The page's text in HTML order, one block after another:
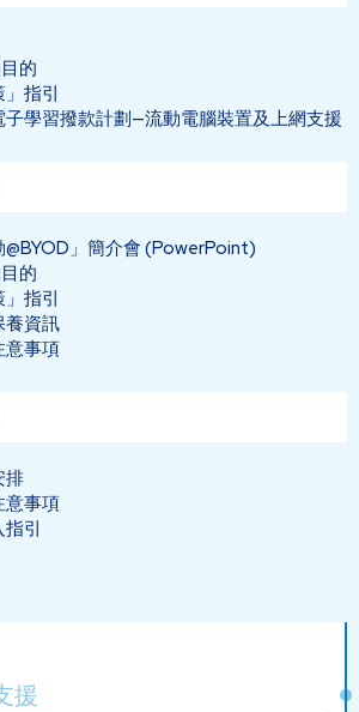
的
」指引
子學習撥款計劃—流動電腦裝置及上網支援
@BYOD」簡介會 (PowerPoint)
的
」指引
養資訊
意事項
排
意事項
引
援